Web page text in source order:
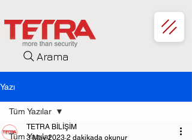
Arama
Yazı
Tüm Yazılar
Tüm Yazılar
TETRA BİLİŞİM
3 May 2023 2 dakikada okunur